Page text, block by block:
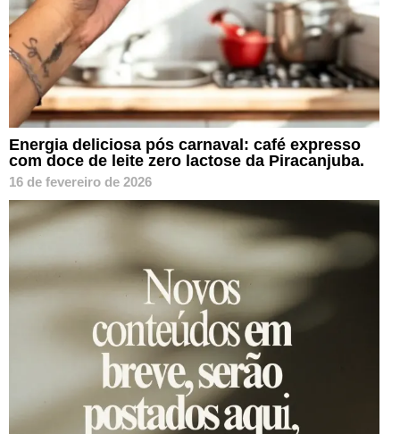
Energia deliciosa pós carnaval: café expresso
com doce de leite zero lactose da Piracanjuba.
16 de fevereiro de 2026